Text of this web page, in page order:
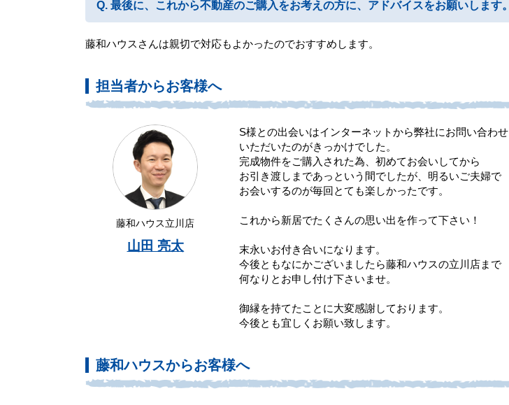
最後に、これから不動産のご購入をお考えの方に、アドバイスをお願いします。
藤和ハウスさんは親切で対応もよかったのでおすすめします。
担当者からお客様へ
藤和ハウス立川店
山田 亮太
S様との出会いはインターネットから弊社にお問い合わせ
いただいたのがきっかけでした。
完成物件をご購入された為、初めてお会いしてから
お引き渡しまであっという間でしたが、明るいご夫婦で
お会いするのが毎回とても楽しかったです。
これから新居でたくさんの思い出を作って下さい！
末永いお付き合いになります。
今後ともなにかございましたら藤和ハウスの立川店まで
何なりとお申し付け下さいませ。
御縁を持てたことに大変感謝しております。
今後とも宜しくお願い致します。
藤和ハウスからお客様へ